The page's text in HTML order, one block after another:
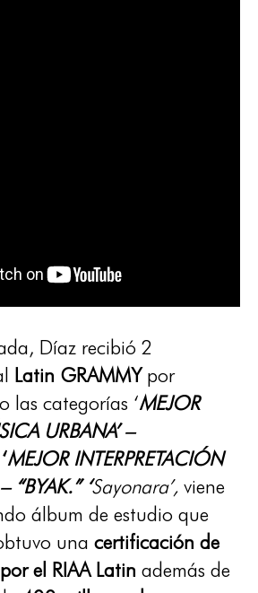
Díaz recibió 2
Latin GRAMMYpor
las categorías ‘MEJOR
URBANA’ –
‘MEJOR INTERPRETACIÓN
“BYAK.” ‘Sayonara’, viene
álbum de estudio que
una certificación de
el RIAA Latin además de